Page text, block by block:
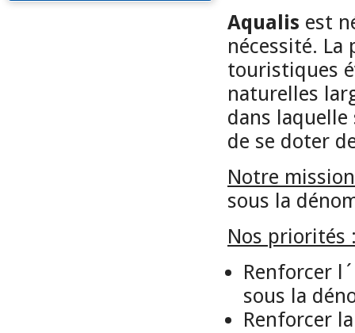
Aqualis est
nécessité.
touristiques
naturelles
dans
de se doter
Notre
sous la
Nos priorités
Renforcer
sous la
Renforcer